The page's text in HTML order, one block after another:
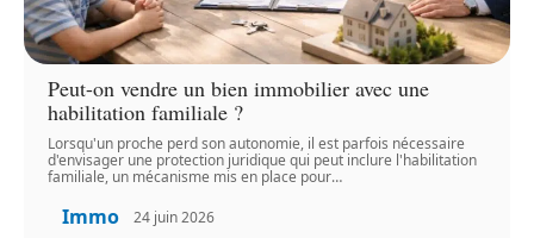
Peut-on vendre un bien immobilier avec une
habilitation familiale ?
Lorsqu'un proche perd son autonomie, il est parfois nécessaire
d'envisager une protection juridique qui peut inclure l'habilitation
familiale, un mécanisme mis en place pour…
Immo 24 juin 2026